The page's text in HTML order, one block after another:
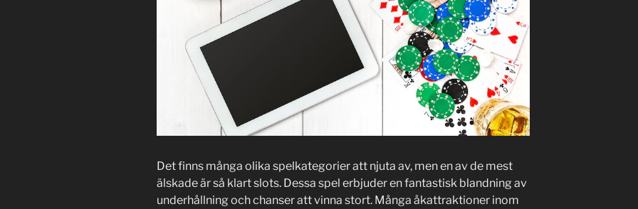
Det finns många olika spelkategorier att njuta av, men en av de mest
älskade är så klart slots. Dessa spel erbjuder en fantastisk blandning av
underhållning och chanser att vinna stort. Många åkattraktioner inom